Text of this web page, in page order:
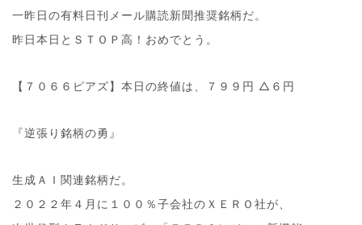
一昨日の有料日刊メール購読新聞推奨銘柄だ。
昨日本日とＳＴＯＰ高！おめでとう。
【７０６６ピアズ】本日の終値は、７９９円 △６円
『逆張り銘柄の勇』
生成ＡＩ関連銘柄だ。
２０２２年４月に１００％子会社のＸＥＲＯ社が、